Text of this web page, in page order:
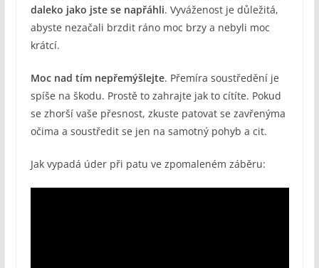
daleko jako jste se napřáhli. Vyváženost je důležitá,
abyste nezačali brzdit ráno moc brzy a nebyli moc
krátcí.
Moc nad tím nepřemýšlejte. Přemíra soustředění je
spíše na škodu. Prostě to zahrajte jak to cítíte. Pokud
se zhorší vaše přesnost, zkuste patovat se zavřenýma
očima a soustředit se jen na samotný pohyb a cit.
Jak vypadá úder při patu ve zpomaleném záběru: